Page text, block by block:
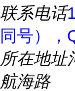
联系电话
同号），
所在地址
航海路